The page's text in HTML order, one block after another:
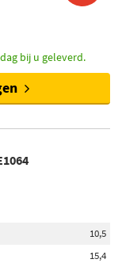
bij u geleverd.
10,5
15,4